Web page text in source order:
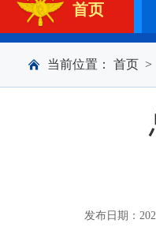
首页
当前位置： 首页 >
发布日期：